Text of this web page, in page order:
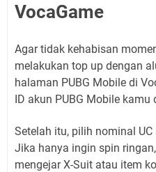
VocaGame
Agar tidak kehabisan
melakukan top up dengan
halaman PUBG Mobile di
ID akun PUBG Mobile kamu
Setelah itu, pilih nominal
Jika hanya ingin spin
mengejar X-Suit atau item